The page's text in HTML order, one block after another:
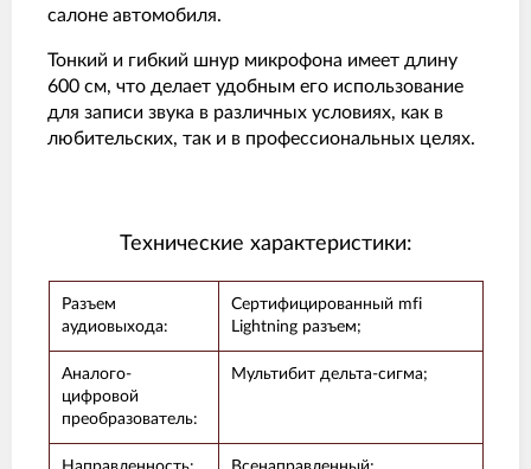
салоне автомобиля.
Тонкий и гибкий шнур микрофона имеет длину
600 см, что делает удобным его использование
для записи звука в различных условиях, как в
любительских, так и в профессиональных целях.
Технические характеристики:
Разъем
аудиовыхода:
Сертифицированный mfi
Lightning разъем;
Аналого-
цифровой
преобразователь:
Мультибит дельта-сигма;